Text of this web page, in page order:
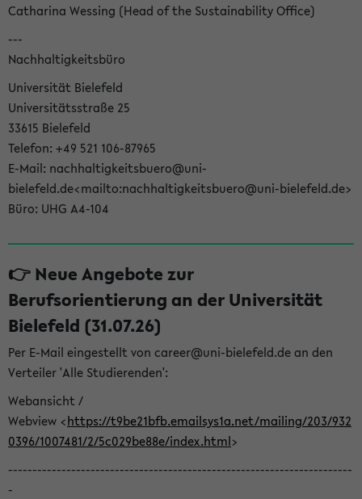
Catharina Wessing (Head of the Sustainability Office)
---
Nachhaltigkeitsbüro
Universität Bielefeld
Universitätsstraße 25
33615 Bielefeld
Telefon: +49 521 106-87965
E-Mail: nachhaltigkeitsbuero@uni-
bielefeld.de<mailto:nachhaltigkeitsbuero@uni-bielefeld.de>
Büro: UHG A4-104
👉 Neue Angebote zur
Berufsorientierung an der Universität
Bielefeld (31.07.26)
Per E-Mail eingestellt von career@uni-bielefeld.de an den
Verteiler 'Alle Studierenden':
Webansicht /
Webview <https://t9be21bfb.emailsys1a.net/mailing/203/932
0396/1007481/2/5c029be88e/index.html>
-----------------------------------------------------------------------
-